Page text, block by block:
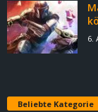
6.
Beliebte Kategorie